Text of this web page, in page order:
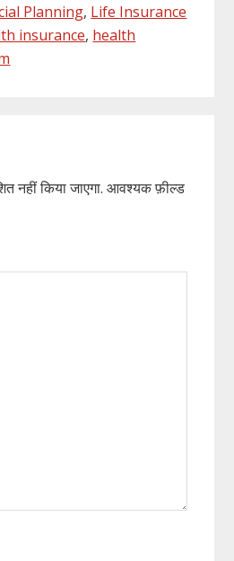
Planning, Life Insurance
insurance, health
नहीं किया जाएगा. आवश्यक फ़ील्ड